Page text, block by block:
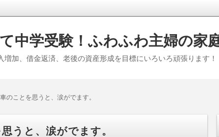
中学受験！ふわふわ主婦の家
加、借金返済、老後の資産形成を目標にいろいろ頑張ります！
のことを思うと、涙がでます。
うと、涙がでます。